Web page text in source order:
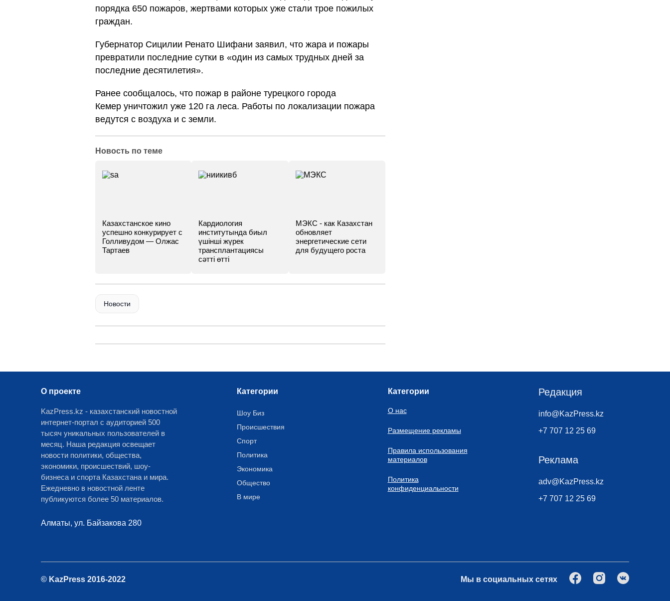
порядка 650 пожаров, жертвами которых уже стали трое пожилых
граждан.
Губернатор Сицилии Ренато Шифани заявил, что жара и пожары
превратили последние сутки в «один из самых трудных дней за
последние десятилетия».
Ранее сообщалось, что пожар в районе турецкого города
Кемер уничтожил уже 120 га леса. Работы по локализации пожара
ведутся с воздуха и с земли.
Новость по теме
Казахстанское кино
успешно конкурирует с
Голливудом — Олжас
Тартаев
Кардиология
институтында биыл
үшінші жүрек
трансплантациясы
сәтті өтті
МЭКС - как Казахстан
обновляет
энергетические сети
для будущего роста
Новости
О проекте
KazPress.kz - казахстанский новостной
интернет-портал с аудиторией 500
тысяч уникальных пользователей в
месяц. Наша редакция освещает
новости политики, общества,
экономики, происшествий, шоу-
бизнеса и спорта Казахстана и мира.
Ежедневно в новостной ленте
публикуются более 50 материалов.
Алматы, ул. Байзакова 280
Категории
Шоу Биз
Происшествия
Спорт
Политика
Экономика
Общество
В мире
Категории
О нас
Размещение рекламы
Правила использования
материалов
Политика
конфиденциальности
Редакция
info@KazPress.kz
+7 707 12 25 69
Реклама
adv@KazPress.kz
+7 707 12 25 69
© KazPress 2016-2022 Мы в социальных сетях